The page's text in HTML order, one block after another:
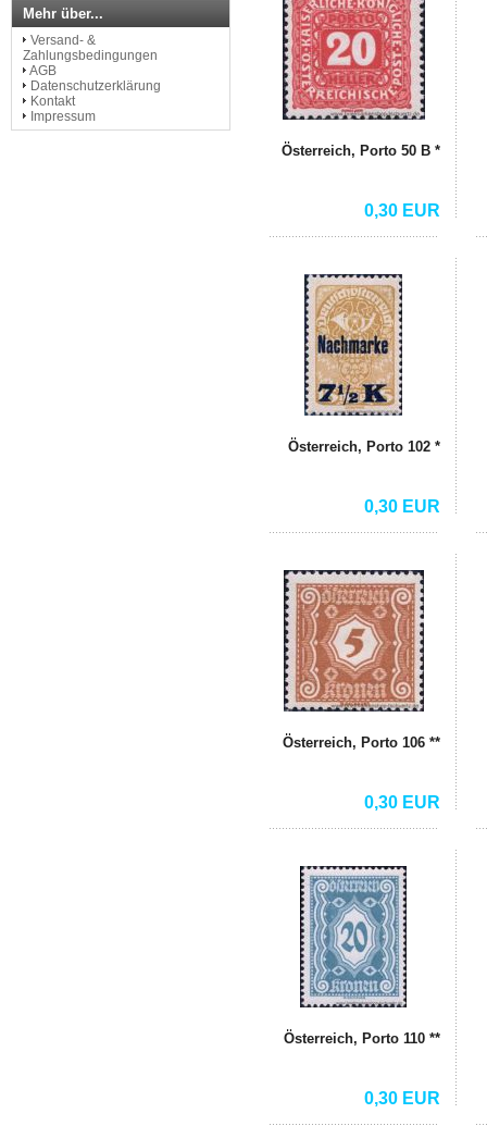
Österreich, Porto 50 B *
0,30 EUR
Österreich, Porto 102 *
0,30 EUR
Österreich, Porto 106 **
0,30 EUR
Österreich, Porto 110 **
0,30 EUR
Mehr über...
Versand- &
Zahlungsbedingungen
AGB
Datenschutzerklärung
Kontakt
Impressum